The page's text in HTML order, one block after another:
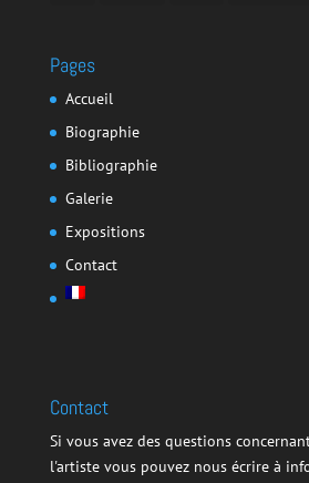
Pages
Accueil
Biographie
Bibliographie
Galerie
Expositions
Contact
Contact
Si vous avez des questions
l'artiste vous pouvez nous écrire à